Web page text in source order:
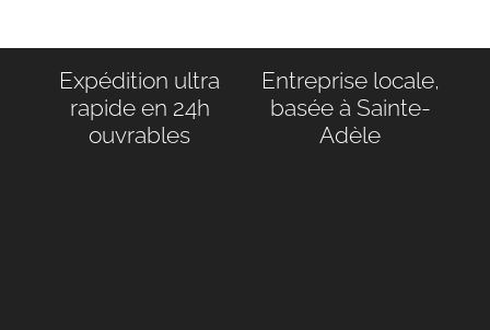
Expédition ultra
rapide en 24h
ouvrables
Entreprise locale,
basée à Sainte-
Adèle